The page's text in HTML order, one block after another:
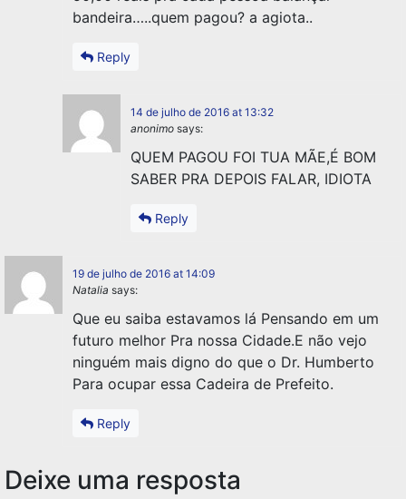
bandeira…..quem pagou? a agiota..
Reply
14 de julho de 2016 at 13:32
anonimo says:
QUEM PAGOU FOI TUA MÃE,É BOM
SABER PRA DEPOIS FALAR, IDIOTA
Reply
19 de julho de 2016 at 14:09
Natalia says:
Que eu saiba estavamos lá Pensando em um
futuro melhor Pra nossa Cidade.E não vejo
ninguém mais digno do que o Dr. Humberto
Para ocupar essa Cadeira de Prefeito.
Reply
Deixe uma resposta